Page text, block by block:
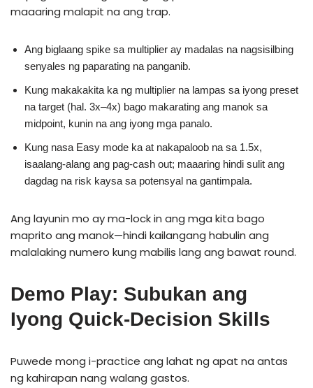
maaaring malapit na ang trap.
Ang biglaang spike sa multiplier ay madalas na nagsisilbing
senyales ng paparating na panganib.
Kung makakakita ka ng multiplier na lampas sa iyong preset
na target (hal. 3x–4x) bago makarating ang manok sa
midpoint, kunin na ang iyong mga panalo.
Kung nasa Easy mode ka at nakapaloob na sa 1.5x,
isaalang-alang ang pag-cash out; maaaring hindi sulit ang
dagdag na risk kaysa sa potensyal na gantimpala.
Ang layunin mo ay ma-lock in ang mga kita bago
maprito ang manok—hindi kailangang habulin ang
malalaking numero kung mabilis lang ang bawat round.
Demo Play: Subukan ang
Iyong Quick‑Decision Skills
Puwede mong i-practice ang lahat ng apat na antas
ng kahirapan nang walang gastos.